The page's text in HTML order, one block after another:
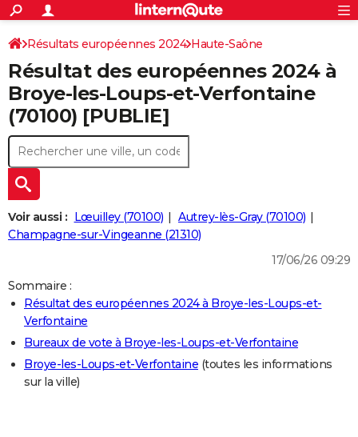
ACTUALITÉS
Politique
Société
Faits Divers
Education
Monde
Villes
+
SPORT
Coupe du monde 2026
Football
Tennis
Cyclisme
Rugby
Forum
Programme TV
TNT
Streaming
Cinéma
Sorties cinéma
Musique
+
FINANCE
Retraite
Impôts
Epargne
Immobilier
Risques naturels par ville
Banque
Assurance
CréditAUTO
Essais
Réserver un essai
Citadines
Berlines
SUV
Forum auto
+HIGH-TECH
Mobiles
Meilleur smartphone
Internet
Ordinateurs
Jeux vidéo
Guide high-tech
+
BRICOLAGE
Forum
Aménagement intérieur
Extérieur
Cuisine
Salle de bains
Jardinage
Rangement
+
LIFESTYLE
Art de vivre
Bien-être
Loisirs
Mode
Modes de vie
SANTE
Alimentation
Guide de la santé
Maladies
Médicaments
Sommeil
VOYAGE
Destinations
City break
Voyage nature
Voyage de noces
Forum
PHOTO
S'inscrire
Connexion
Résultats européennes 2024 Haute-Saône
Résultat des européennes 2024 à
Broye-les-Loups-et-Verfontaine
(70100) [PUBLIE]
Voir aussi : Lœuilley (70100)
Autrey-lès-Gray (70100)
Champagne-sur-Vingeanne (21310)
17/06/26 09:29
Sommaire :
Résultat des européennes 2024 à Broye-les-Loups-et-
Verfontaine
Bureaux de vote à Broye-les-Loups-et-Verfontaine
Broye-les-Loups-et-Verfontaine (toutes les informations
sur la ville)